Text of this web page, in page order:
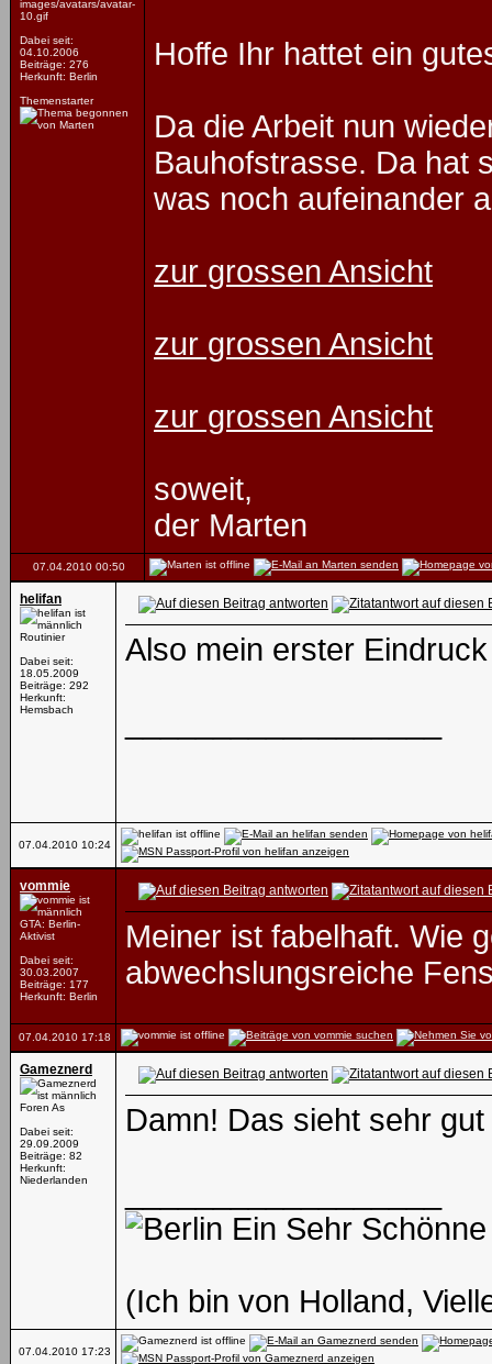
Dabei seit:
04.10.2006
Beiträge: 276
Herkunft: Berlin
Themenstarter
Hoffe Ihr hattet ein
Da die Arbeit nun
Bauhofstrasse. Da hat
was noch aufeinander
zur grossen Ansicht
zur grossen Ansicht
zur grossen Ansicht
soweit,
der Marten
07.04.2010 00:50
helifan
Routinier
Dabei seit:
18.05.2009
Beiträge: 292
Herkunft:
Hemsbach
Also mein erster
07.04.2010 10:24
vommie
GTA: Berlin-
Aktivist
Dabei seit:
30.03.2007
Beiträge: 177
Herkunft: Berlin
Meiner ist fabelhaft. Wie
abwechslungsreiche
07.04.2010 17:18
Gameznerd
Foren As
Dabei seit:
29.09.2009
Beiträge: 82
Herkunft:
Niederlanden
Damn! Das sieht sehr
Ein Sehr
(Ich bin von Holland,
07.04.2010 17:23